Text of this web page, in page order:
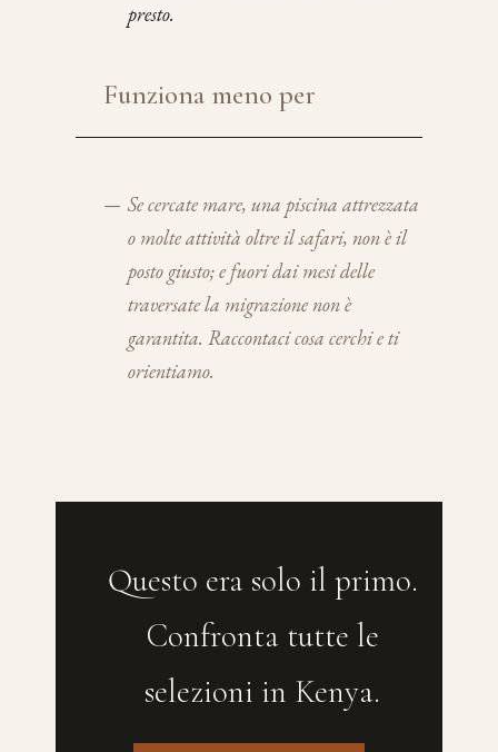
presto.
Funziona meno per
— Se cercate mare, una piscina attrezzata
o molte attività oltre il safari, non è il
posto giusto; e fuori dai mesi delle
traversate la migrazione non è
garantita. Raccontaci cosa cerchi e ti
orientiamo.
Questo era solo il primo.
Confronta tutte le
selezioni in Kenya.